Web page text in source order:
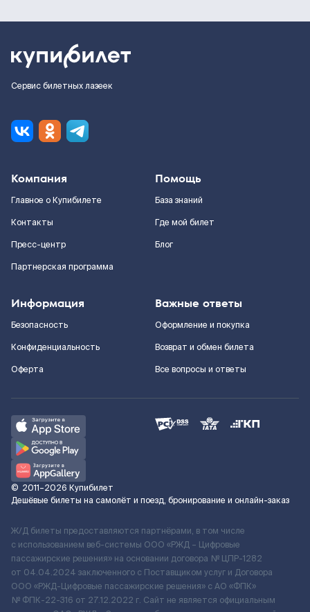
Сервис билетных лазеек
Компания
Главное о Купибилете
Контакты
Пресс-центр
Партнерская программа
Помощь
База знаний
Где мой билет
Блог
Информация
Безопасность
Конфиденциальность
Оферта
Важные ответы
Оформление и покупка
Возврат и обмен билета
Все вопросы и ответы
© 2011–2026 Купибилет
Дешёвые билеты на самолёт и поезд, бронирование и онлайн-заказ
Ж/Д билеты предоставляются партнёрами, в том числе
с использованием веб-системы ООО «РЖД – Цифровые
пассажирские решения» на основании договора № ЦПР-1282
от 04.04.2024 заключенного с Поставщиком услуг и Договора
ООО «РЖД-Цифровые пассажирские решения» c АО «ФПК»
№ ФПК-22-316 от 27.12.2022 г. Сайт не является официальным